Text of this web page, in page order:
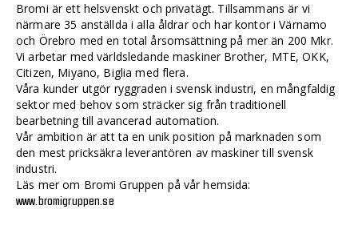
Bromi är ett helsvenskt och privatägt. Tillsammans är vi
närmare 35 anställda i alla åldrar och har kontor i Värnamo
och Örebro med en total årsomsättning på mer än 200 Mkr.
Vi arbetar med världsledande maskiner Brother, MTE, OKK,
Citizen, Miyano, Biglia med flera.
Våra kunder utgör ryggraden i svensk industri, en mångfaldig
sektor med behov som sträcker sig från traditionell
bearbetning till avancerad automation.
Vår ambition är att ta en unik position på marknaden som
den mest pricksäkra leverantören av maskiner till svensk
industri.
Läs mer om Bromi Gruppen på vår hemsida:
www.bromigruppen.se